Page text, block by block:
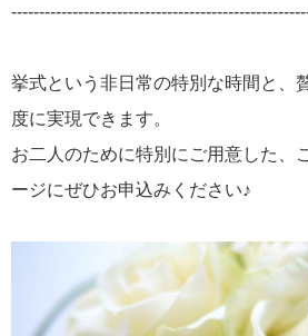
挙式という非日常の特別な時間と、
度に実現できます。
お二人のために特別にご用意した、
ージにぜひお申込みください♪